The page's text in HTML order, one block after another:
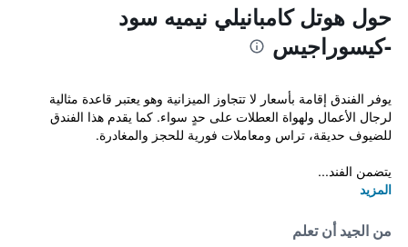
حول هوتل كامبانيلي نيميه سود
-كيسوراجيس
يوفر الفندق إقامة بأسعار لا تتجاوز الميزانية وهو يعتبر قاعدة مثالية
لرجال الأعمال ولهواة العطلات على حدٍ سواء. كما يقدم هذا الفندق
للضيوف حديقة، تراس ومعاملات فورية للحجز والمغادرة.
يتضمن الفند...
المزيد
من الجيد أن تعلم